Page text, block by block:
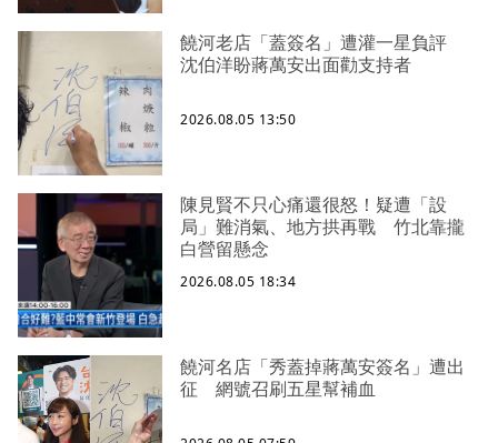
饒河老店「蓋簽名」遭灌一星負評
沈伯洋盼蔣萬安出面勸支持者
2026.08.05 13:50
陳見賢不只心痛還很怒！疑遭「設
局」難消氣、地方拱再戰 竹北靠攏
白營留懸念
2026.08.05 18:34
饒河名店「秀蓋掉蔣萬安簽名」遭出
征 網號召刷五星幫補血